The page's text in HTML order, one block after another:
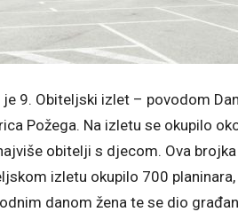
9. Obiteljski izlet – povodom
Požega. Na izletu se okupilo
obitelji s djecom. Ova
izletu okupilo 700
danom žena te se dio